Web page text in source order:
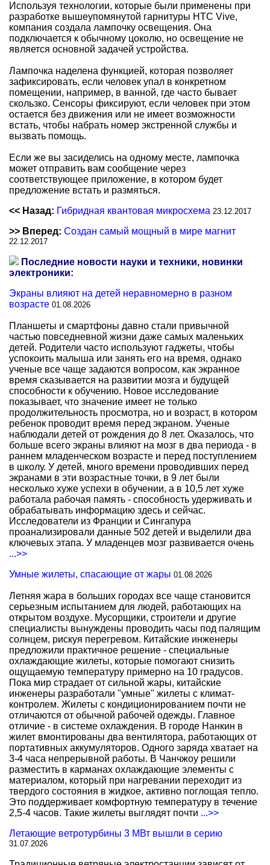
Используя технологии, которые были применены при
разработке вышеупомянутой гарнитуры HTC Vive,
компания создала лампочку освещения. Она
подключается к обычному цоколю, но освещение не
является основной задачей устройства.
Лампочка наделена функцией, которая позволяет
зафиксировать, если человек упал в конкретном
помещении, например, в ванной, где часто бывает
скользко. Сенсоры фиксируют, если человек при этом
остается без движения или не имеет возможности
встать, чтобы набрать номер экстренной службы и
вызвать помощь.
Если же вы засиделись на одному месте, лампочка
может отправить вам сообщение через
соответствующее приложение, в котором будет
предложение встать и размяться.
<< Назад: Гибридная квантовая микросхема 23.12.2017
>> Вперед: Создан самый мощный в мире магнит
22.12.2017
Последние новости науки и техники, новинки
электроники:
Экраны влияют на детей неравномерно в разном
возрасте 01.08.2026
Планшеты и смартфоны давно стали привычной
частью повседневной жизни даже самых маленьких
детей. Родители часто используют гаджеты, чтобы
успокоить малыша или занять его на время, однако
ученые все чаще задаются вопросом, как экранное
время сказывается на развитии мозга и будущей
способности к обучению. Новое исследование
показывает, что значение имеет не только
продолжительность просмотра, но и возраст, в котором
ребенок проводит время перед экраном. Ученые
наблюдали детей от рождения до 8 лет. Оказалось, что
больше всего экраны влияют на мозг в два периода - в
раннем младенческом возрасте и перед поступлением
в школу. У детей, много времени проводивших перед
экранами в эти возрастные точки, в 9 лет были
несколько хуже успехи в обучении, а в 10,5 лет хуже
работала рабочая память - способность удерживать и
обрабатывать информацию здесь и сейчас.
Исследователи из Франции и Сингапура
проанализировали данные 502 детей и выделили два
ключевых этапа. У младенцев мозг развивается очень
...>>
Умные жилеты, спасающие от жары 01.08.2026
Летняя жара в больших городах все чаще становится
серьезным испытанием для людей, работающих на
открытом воздухе. Мусорщики, строители и другие
специалисты вынуждены проводить часы под палящим
солнцем, рискуя перегревом. Китайские инженеры
предложили практичное решение - специальные
охлаждающие жилеты, которые помогают снизить
ощущаемую температуру примерно на 10 градусов.
Пока мир страдает от сильной жары, китайские
инженеры разработали "умные" жилеты с климат-
контролем. Жилеты с кондиционированием почти не
отличаются от обычной рабочей одежды. Главное
отличие - в системе охлаждения. В городе Нанкин в
жилет вмонтированы два вентилятора, работающих от
портативных аккумуляторов. Одного заряда хватает на
3-4 часа непрерывной работы. В Чанчжоу решили
разместить в карманах охлаждающие элементы с
материалом, который при нагревании переходит из
твердого состояния в жидкое, активно поглощая тепло.
Это поддерживает комфортную температуру в течение
2,5-4 часов. Такие жилеты выглядят почти ...>>
Летающие ветротурбины 3 МВт вышли в серию
31.07.2026